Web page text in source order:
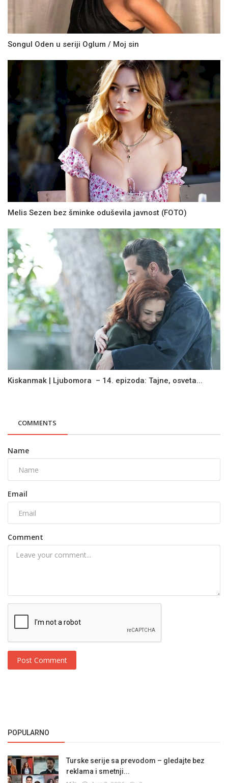
Songul Oden u seriji Oglum / Moj sin
Melis Sezen bez šminke oduševila javnost (FOTO)
Kiskanmak | Ljubomora – 14. epizoda: Tajne, osveta...
COMMENTS
Name
Email
Comment
Post Comment
POPULARNO
Turske serije sa prevodom – gledajte bez
reklama i smetnji...